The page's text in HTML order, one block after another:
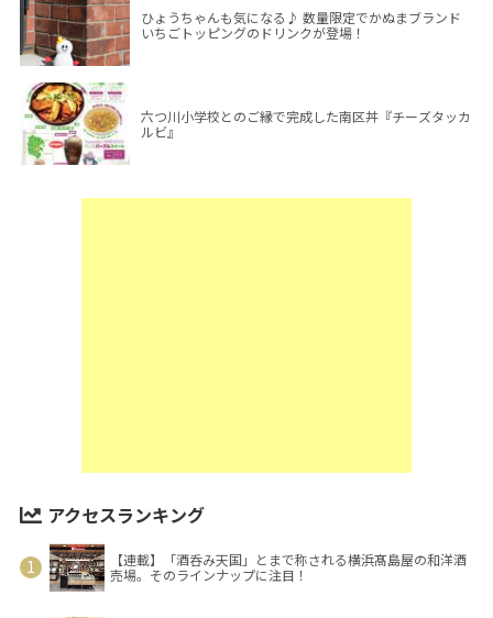
ひょうちゃんも気になる♪ 数量限定でかぬまブランド
いちごトッピングのドリンクが登場！
六つ川小学校とのご縁で完成した南区丼『チーズタッカ
ルビ』
アクセスランキング
【連載】「酒呑み天国」とまで称される横浜髙島屋の和洋酒
売場。そのラインナップに注目！